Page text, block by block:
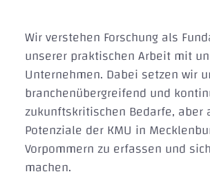
Wir verstehen Forschung als
unserer praktischen Arbeit mit
Unternehmen. Dabei setzen wir
branchenübergreifend und
zukunftskritischen Bedarfe, aber
Potenziale der KMU in
Vorpommern zu erfassen und
machen.